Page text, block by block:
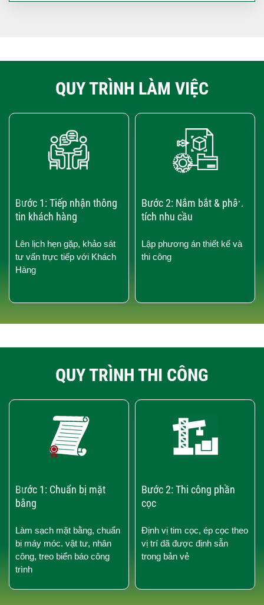
QUY TRÌNH LÀM VIỆC
Bước 1: Tiếp nhận thông
tin khách hàng
Lên lịch hẹn gặp, khảo sát
tư vấn trực tiếp với Khách
Hàng
Bước 2: Nắm bắt & phân
tích nhu cầu
Lập phương án thiết kế và
thi công
›
‹
QUY TRÌNH THI CÔNG
Bước 1: Chuẩn bị mặt
bằng
Làm sạch mặt bằng, chuẩn
bị máy móc. vật tư, nhân
công, treo biển báo công
trình
Bước 2: Thi công phần
cọc
Định vị tim cọc, ép cọc theo
vị trí đã được định sẵn
trong bản vẻ
›
‹